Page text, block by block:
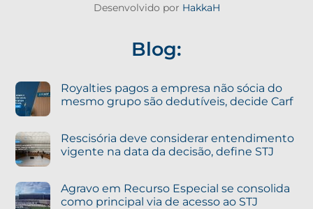
Desenvolvido por HakkaH
Blog:
Royalties pagos a empresa não sócia do
mesmo grupo são dedutíveis, decide Carf
Rescisória deve considerar entendimento
vigente na data da decisão, define STJ
Agravo em Recurso Especial se consolida
como principal via de acesso ao STJ